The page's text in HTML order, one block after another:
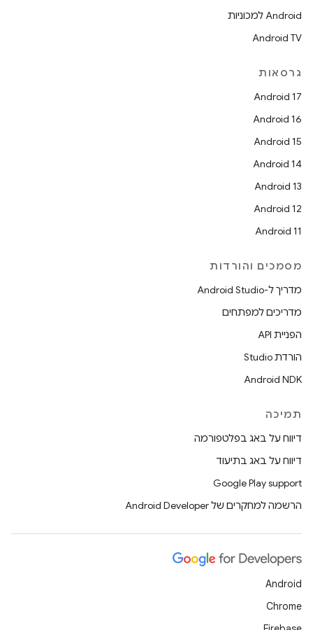
Android למכוניות
Android TV
גרסאות
Android 17
Android 16
Android 15
Android 14
Android 13
Android 12
Android 11
מסמכים והורדות
מדריך ל-Android Studio
מדריכים למפתחים
הפניית API
הורדת Studio
Android NDK
תמיכה
דיווח על באג בפלטפורמה
דיווח על באג בתיעוד
Google Play support
הרשמה למחקרים של Android Developer
Android
Chrome